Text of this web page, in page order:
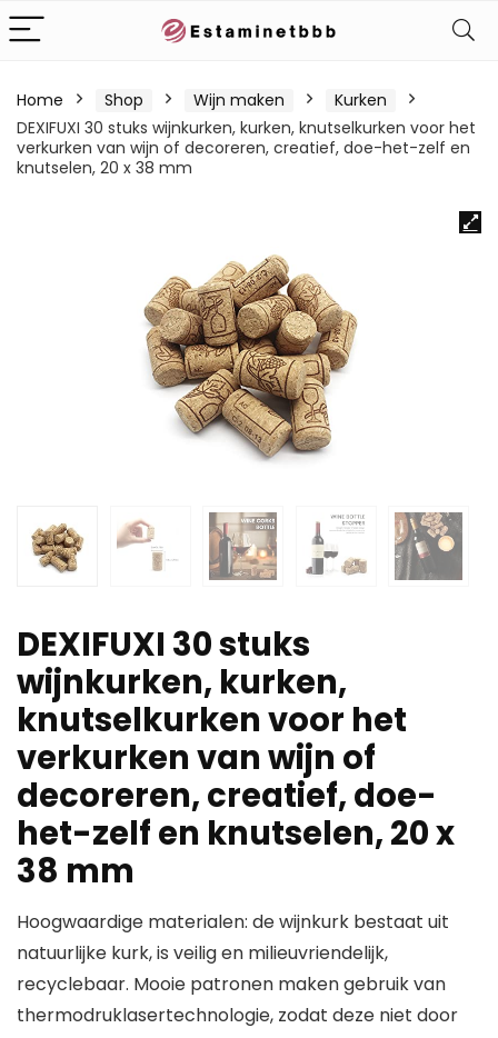
Home Shop Wijn maken
Kurken
DEXIFUXI 30 stuks wijnkurken, kurken, knutselkurken voor het
verkurken van wijn of decoreren, creatief, doe-het-zelf en
knutselen, 20 x 38 mm
DEXIFUXI 30 stuks
wijnkurken, kurken,
knutselkurken voor het
verkurken van wijn of
decoreren, creatief, doe-
het-zelf en knutselen, 20 x
38 mm
Hoogwaardige materialen: de wijnkurk bestaat uit
natuurlijke kurk, is veilig en milieuvriendelijk,
recyclebaar. Mooie patronen maken gebruik van
thermodruklasertechnologie, zodat deze niet door